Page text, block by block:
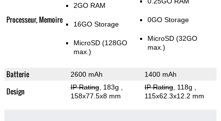
Processeur, Memoire
2GO RAM
16GO Storage
MicroSD (128GO
max.)
0GO Storage
MicroSD (32GO
max.)
Batterie 2600 mAh 1400 mAh
Design IP Rating, 183g
158x77.5x8 mm
IP Rating, 118g
115x62.3x12.2 mm